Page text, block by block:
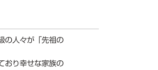
の人々が「先祖の
おり幸せな家族の